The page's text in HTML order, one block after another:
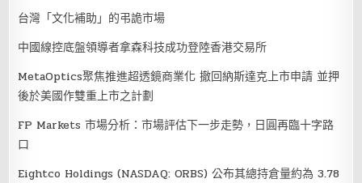
台灣「文化補助」的弔詭市場
中國線控底盤領導者拿森科技成功登陸香港交易所
MetaOptics聚焦推進超透鏡商業化 撤回納斯達克上市申請 並押
後於美國作雙重上市之計劃
FP Markets 市場分析：市場評估下一步走勢，日圓再臨十字路
口
Eightco Holdings (NASDAQ: ORBS) 公布其總持倉量約為 3.78